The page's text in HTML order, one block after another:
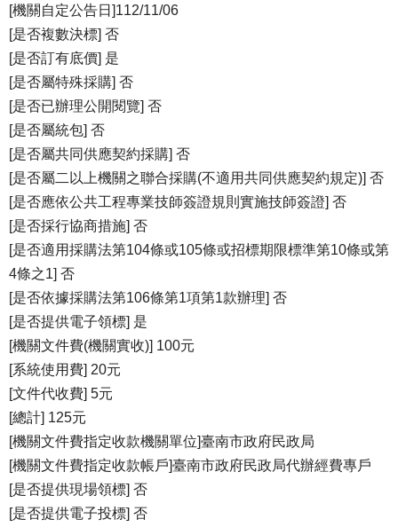
[機關自定公告日]112/11/06
[是否複數決標] 否
[是否訂有底價] 是
[是否屬特殊採購] 否
[是否已辦理公開閱覽] 否
[是否屬統包] 否
[是否屬共同供應契約採購] 否
[是否屬二以上機關之聯合採購(不適用共同供應契約規定)] 否
[是否應依公共工程專業技師簽證規則實施技師簽證] 否
[是否採行協商措施] 否
[是否適用採購法第104條或105條或招標期限標準第10條或第
4條之1] 否
[是否依據採購法第106條第1項第1款辦理] 否
[是否提供電子領標] 是
[機關文件費(機關實收)] 100元
[系統使用費] 20元
[文件代收費] 5元
[總計] 125元
[機關文件費指定收款機關單位]臺南市政府民政局
[機關文件費指定收款帳戶]臺南市政府民政局代辦經費專戶
[是否提供現場領標] 否
[是否提供電子投標] 否